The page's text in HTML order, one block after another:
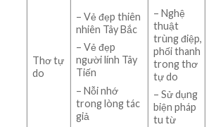
Thơ tự
do
– Vẻ đẹp thiên
nhiên Tây Bắc
– Vẻ đẹp
người lính Tây
Tiến
– Nỗi nhớ
trong lòng tác
giả
– Nghệ
thuật
trùng điệp,
phối thanh
trong thơ
tự do
– Sử dụng
biện pháp
tu từ